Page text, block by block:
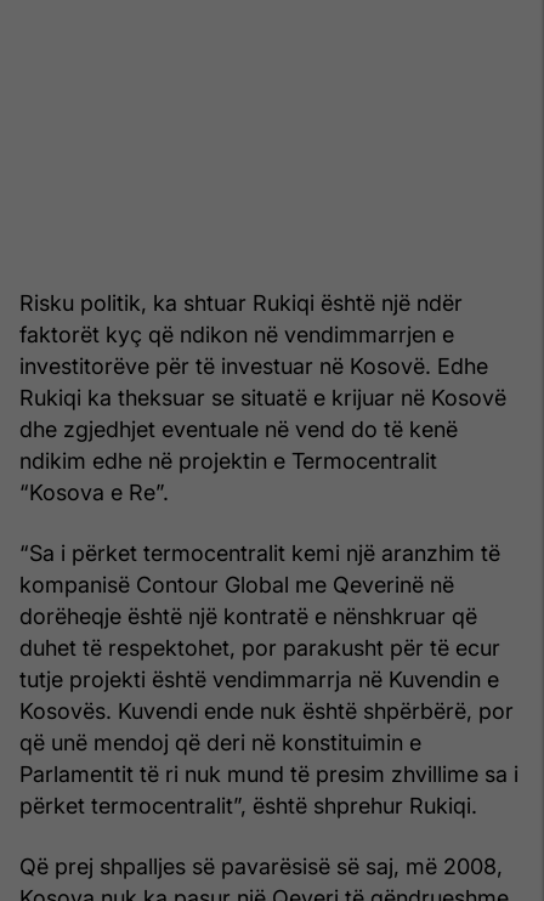
Risku politik, ka shtuar Rukiqi është një ndër
faktorët kyç që ndikon në vendimmarrjen e
investitorëve për të investuar në Kosovë. Edhe
Rukiqi ka theksuar se situatë e krijuar në Kosovë
dhe zgjedhjet eventuale në vend do të kenë
ndikim edhe në projektin e Termocentralit
“Kosova e Re”.
“Sa i përket termocentralit kemi një aranzhim të
kompanisë Contour Global me Qeverinë në
dorëheqje është një kontratë e nënshkruar që
duhet të respektohet, por parakusht për të ecur
tutje projekti është vendimmarrja në Kuvendin e
Kosovës. Kuvendi ende nuk është shpërbërë, por
që unë mendoj që deri në konstituimin e
Parlamentit të ri nuk mund të presim zhvillime sa i
përket termocentralit”, është shprehur Rukiqi.
Që prej shpalljes së pavarësisë së saj, më 2008,